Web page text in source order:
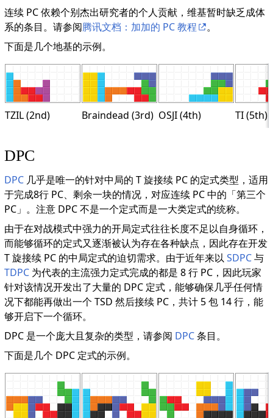
连续 PC 依赖个别杰出研究者的个人贡献，维基暂时缺乏成体
系的条目。请参阅腾讯文档：加加的 PC 教程
。
下面是几个地基的示例。
TZIL (2nd) Braindead (3rd) OSJI (4th) TI (5th)
DPC
DPC 几乎是唯一的针对中局的 T 旋接续 PC 的定式类型，适用
于完成8行 PC、剩余一块的情况，对应连续 PC 中的「第三个
PC」。注意 DPC 不是一个定式而是一大类定式的统称。
由于在对战模式中强力的开局定式往往长度不足以自身循环，
而能够循环的定式又逐渐被认为存在各种缺点，因此存在开发
T 旋接续 PC 的中局定式的迫切需求。由于近年来以SDPC与
TDPC 为代表的主流强力定式完成的都是 8 行 PC，因此玩家
针对该情况开发出了大量的 DPC 定式，能够确保几乎任何情
况下都能再做出一个 TSD 然后接续 PC，共计 5 包 14 行，能
够开启下一个循环。
DPC 是一个庞大且复杂的类型，请参阅 DPC条目。
下面是几个 DPC 定式的示例。